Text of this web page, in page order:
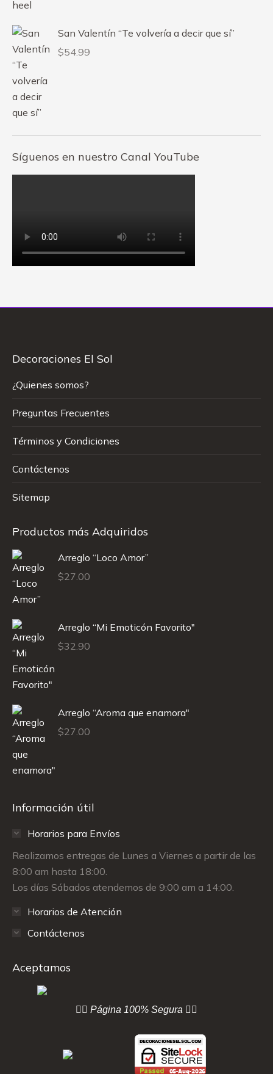
San Valentín “Te volvería a decir que sí”
$54.99
Síguenos en nuestro Canal YouTube
Decoraciones El Sol
¿Quienes somos?
Preguntas Frecuentes
Términos y Condiciones
Contáctenos
Sitemap
Productos más Adquiridos
Arreglo “Loco Amor”
$27.00
Arreglo “Mi Emoticón Favorito"
$32.90
Arreglo “Aroma que enamora"
$27.00
Información útil
Horarios para Envíos
Realizamos entregas de Lunes a Viernes a partir de las
8:00 am hasta 18:00.
Los días Sábados atendemos de 9:00 am a 14:00.
Horarios de Atención
Contáctenos
Aceptamos
👇🏻 Página 100% Segura 👇🏻